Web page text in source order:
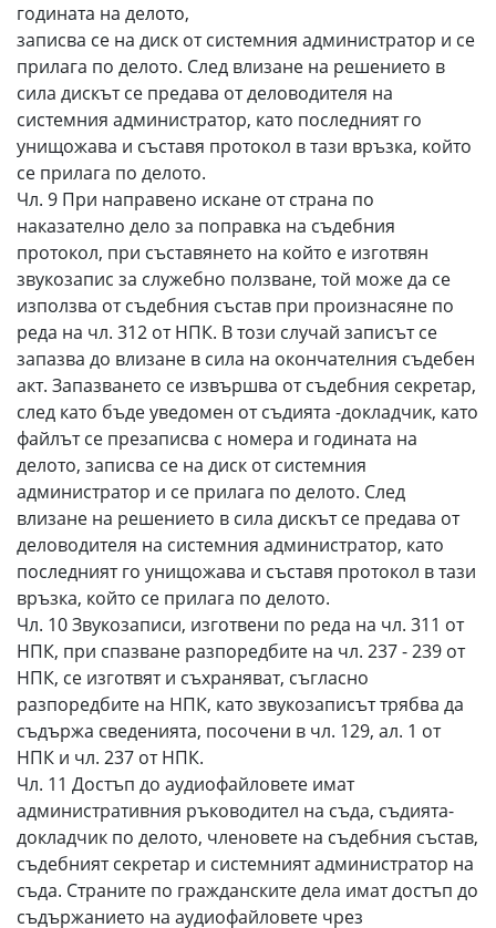
годината на делото,
записва се на диск от системния администратор и се
прилага по делото. След влизане на решението в
сила дискът се предава от деловодителя на
системния администратор, като последният го
унищожава и съставя протокол в тази връзка, който
се прилага по делото.
Чл. 9 При направено искане от страна по
наказателно дело за поправка на съдебния
протокол, при съставянето на който е изготвян
звукозапис за служебно ползване, той може да се
използва от съдебния състав при произнасяне по
реда на чл. 312 от НПК. В този случай записът се
запазва до влизане в сила на окончателния съдебен
акт. Запазването се извършва от съдебния секретар,
след като бъде уведомен от съдията -докладчик, като
файлът се презаписва с номера и годината на
делото, записва се на диск от системния
администратор и се прилага по делото. След
влизане на решението в сила дискът се предава от
деловодителя на системния администратор, като
последният го унищожава и съставя протокол в тази
връзка, който се прилага по делото.
Чл. 10 Звукозаписи, изготвени по реда на чл. 311 от
НПК, при спазване разпоредбите на чл. 237 - 239 от
НПК, се изготвят и съхраняват, съгласно
разпоредбите на НПК, като звукозаписът трябва да
съдържа сведенията, посочени в чл. 129, ал. 1 от
НПК и чл. 237 от НПК.
Чл. 11 Достъп до аудиофайловете имат
административния ръководител на съда, съдията-
докладчик по делото, членовете на съдебния състав,
съдебният секретар и системният администратор на
съда. Страните по гражданските дела имат достъп до
съдържанието на аудиофайловете чрез